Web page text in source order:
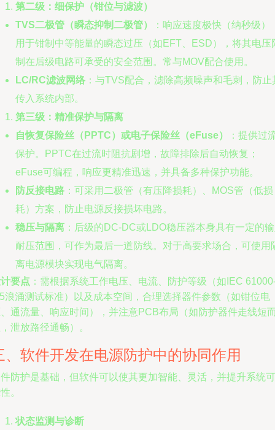
第二级：细保护（钳位与滤波）
TVS二极管（瞬态抑制二极管）
：响应速度极快（纳秒级）
用于钳制中等能量的瞬态过压（如EFT、ESD），将其电压
制在后级电路可承受的安全范围。常与MOV配合使用。
LC/RC滤波网络 ：与TVS配合，滤除高频噪声和毛刺，防止
传入系统内部。
第三级：精准保护与隔离
自恢复保险丝（PPTC）或电子保险丝（eFuse）
：提供过
保护。PPTC在过流时阻抗剧增，故障排除后自动恢复；
eFuse可编程，响应更精准迅速，并具备多种保护功能。
防反接电路 ：可采用二极管（有压降损耗）、MOS管（低损
耗）方案，防止电源反接损坏电路。
稳压与隔离 ：后级的DC-DC或LDO稳压器本身具有一定的
耐压范围，可作为最后一道防线。对于高要求场合，可使用
离电源模块实现电气隔离。
要点 ：需根据系统工作电压、电流、防护等级（如IEC
浪涌测试标准）以及成本空间，合理选择器件参数（如钳位电
通流量、响应时间），并注意PCB布局（如防护器件走线短
泄放路径通畅）。
、软件开发在电源防护中的协同作用
防护是基础，但软件可以使其更加智能、灵活，并提升系统可
。
状态监测与诊断